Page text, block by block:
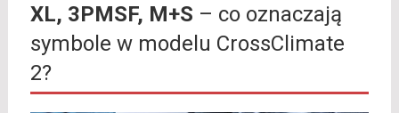
XL, 3PMSF, M+S – co oznaczają
symbole w modelu CrossClimate
2?